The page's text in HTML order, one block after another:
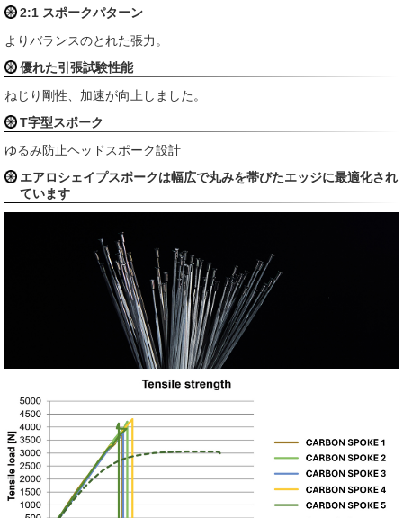
2:1 スポークパターン
よりバランスのとれた張力。
優れた引張試験性能
ねじり剛性、加速が向上しました。
T字型スポーク
ゆるみ防止ヘッドスポーク設計
エアロシェイプスポークは幅広で丸みを帯びたエッジに最適化され
ています